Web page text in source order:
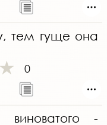
тем гуще она
0
виноватого -